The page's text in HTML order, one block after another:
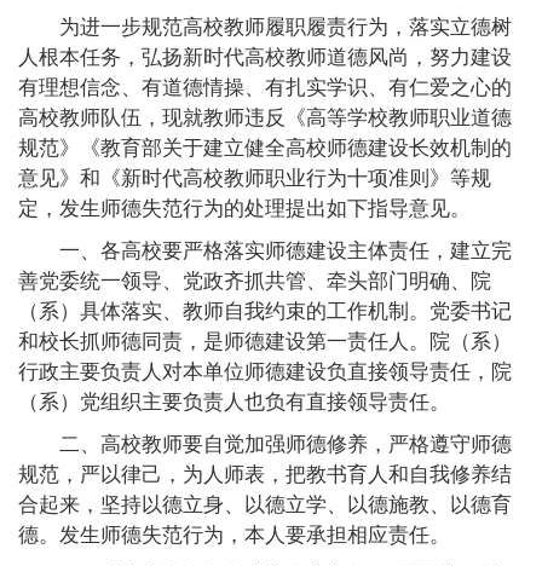
为进一步规范高校教师履职履责行为，落实立德树
人根本任务，弘扬新时代高校教师道德风尚，努力建设
有理想信念、有道德情操、有扎实学识、有仁爱之心的
高校教师队伍，现就教师违反《高等学校教师职业道德
规范》《教育部关于建立健全高校师德建设长效机制的
意见》和《新时代高校教师职业行为十项准则》等规
定，发生师德失范行为的处理提出如下指导意见。
一、各高校要严格落实师德建设主体责任，建立完
善党委统一领导、党政齐抓共管、牵头部门明确、院
（系）具体落实、教师自我约束的工作机制。党委书记
和校长抓师德同责，是师德建设第一责任人。院（系）
行政主要负责人对本单位师德建设负直接领导责任，院
（系）党组织主要负责人也负有直接领导责任。
二、高校教师要自觉加强师德修养，严格遵守师德
规范，严以律己，为人师表，把教书育人和自我修养结
合起来，坚持以德立身、以德立学、以德施教、以德育
德。发生师德失范行为，本人要承担相应责任。